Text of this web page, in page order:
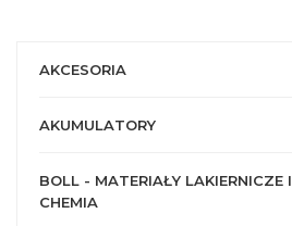
AKCESORIA
AKUMULATORY
BOLL - MATERIAŁY LAKIERNICZE I
CHEMIA